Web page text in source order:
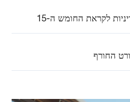
לקראת החומש ה-15
החורף